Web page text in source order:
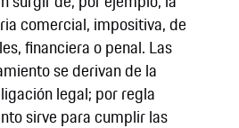
comercial, impositiva, de
financiera o penal. Las
se derivan de la
legal; por regla
sirve para cumplir las